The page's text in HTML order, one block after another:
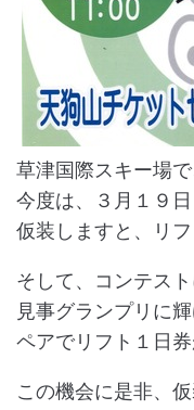
草津国際スキー場で
今度は、３月１９
仮装しますと、リ
そして、コンテス
見事グランプリに輝
ペアでリフト１日
この機会に是非、